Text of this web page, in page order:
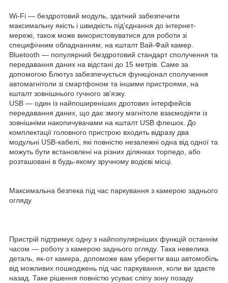
Wi-Fi — бездротовий модуль, здатний забезпечити
максимальну якість і швидкість під'єднання до інтернет-
мережі, також може використовуватися для роботи зі
специфічним обладнанням, на кшталт Вай-Фай камер.
Bluetooth — популярний бездротовий стандарт сполучення та
передавання даних на відстані до 15 метрів. Саме за
допомогою Блютуз забезпечується функціонал сполучення
автомагнітоли зі смартфоном та іншими пристроями, на
кшталт зовнішнього гучного зв'язку.
USB — один із найпоширеніших дротових інтерфейсів
передавання даних, що дає змогу магнітоле взаємодіяти із
зовнішніми накопичувачами на кшталт USB флешок. До
комплектації головного пристрою входить відразу два
модульні USB-кабелі, які повністю незалежні одна від одної та
можуть бути встановлені на різних ділянках торпедо, або
розташовані в будь-якому зручному водієві місці.
Максимальна безпека під час паркування з камерою заднього
огляду
Пристрій підтримує одну з найпопулярніших функцій останнім
часом — роботу з камерою заднього огляду. Така невелика
деталь, як-от камера, допоможе вам уберегти ваш автомобіль
від можливих пошкоджень під час паркування, коли ви здаєте
назад. Таке рішення повністю усуває сліпу зону позаду